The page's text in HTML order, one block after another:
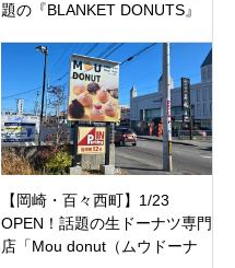
題の『BLANKET DONUTS』
【岡崎・百々西町】1/23
OPEN！話題の生ドーナツ専門
店「Mou donut（ムウドーナ